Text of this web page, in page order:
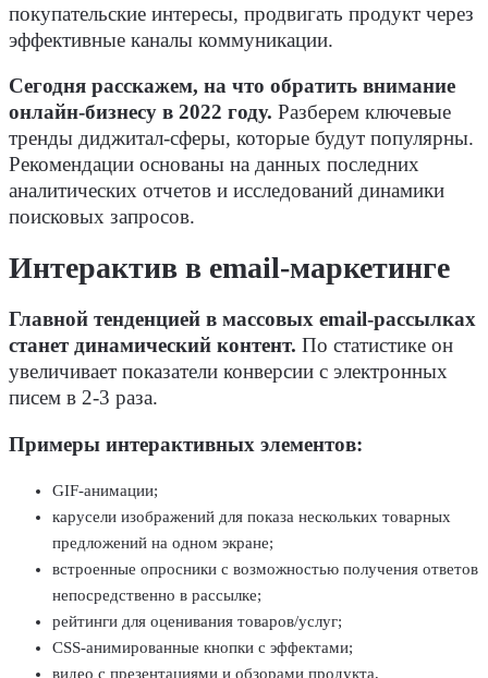
покупательские интересы, продвигать продукт через
эффективные каналы коммуникации.
Сегодня расскажем, на что обратить внимание
онлайн-бизнесу в 2022 году. Разберем ключевые
тренды диджитал-сферы, которые будут популярны.
Рекомендации основаны на данных последних
аналитических отчетов и исследований динамики
поисковых запросов.
Интерактив в email-маркетинге
Главной тенденцией в массовых email-рассылках
станет динамический контент. По статистике он
увеличивает показатели конверсии с электронных
писем в 2-3 раза.
Примеры интерактивных элементов:
GIF-анимации;
карусели изображений для показа нескольких товарных
предложений на одном экране;
встроенные опросники с возможностью получения ответов
непосредственно в рассылке;
рейтинги для оценивания товаров/услуг;
CSS-анимированные кнопки с эффектами;
видео с презентациями и обзорами продукта,